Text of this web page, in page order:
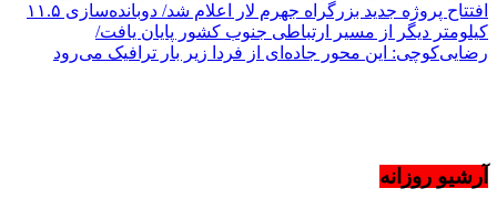
افتتاح پروژه جدید بزرگراه جهرم لار اعلام شد/ دوبانده‌سازی ۱۱.۵
کیلومتر دیگر از مسیر ارتباطی جنوب کشور پایان یافت/
رضایی‌کوچی: این محور جاده‌ای از فردا زیر بار ترافیک می‌رود
آرشیو روزانه